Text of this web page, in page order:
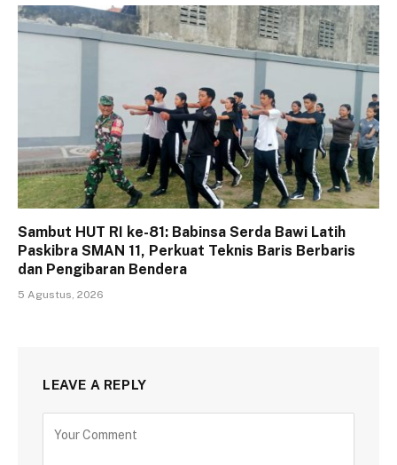
Sambut HUT RI ke-81: Babinsa Serda Bawi Latih
Paskibra SMAN 11, Perkuat Teknis Baris Berbaris
dan Pengibaran Bendera
5 Agustus, 2026
LEAVE A REPLY